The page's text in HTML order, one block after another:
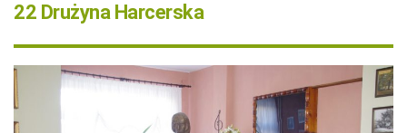
22 Drużyna Harcerska